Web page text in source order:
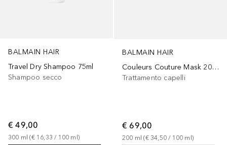
BALMAIN HAIR
Travel Dry Shampoo 75ml
Shampoo secco
€ 49,00
300 ml (€ 16,33 / 100 ml )
BALMAIN HAIR
Couleurs Couture Mask 200ml
Trattamento capelli
€ 69,00
200 ml (€ 34,50 / 100 ml)